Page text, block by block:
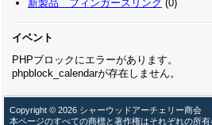
新製品 フィンガースリング (0)
イベント
PHPブロックにエラーがあります。
phpblock_calendarが存在しません。
Copyright © 2026 シャーウッドアーチェリー商会
本ページのすべての商標と著作権はそれぞれの所有